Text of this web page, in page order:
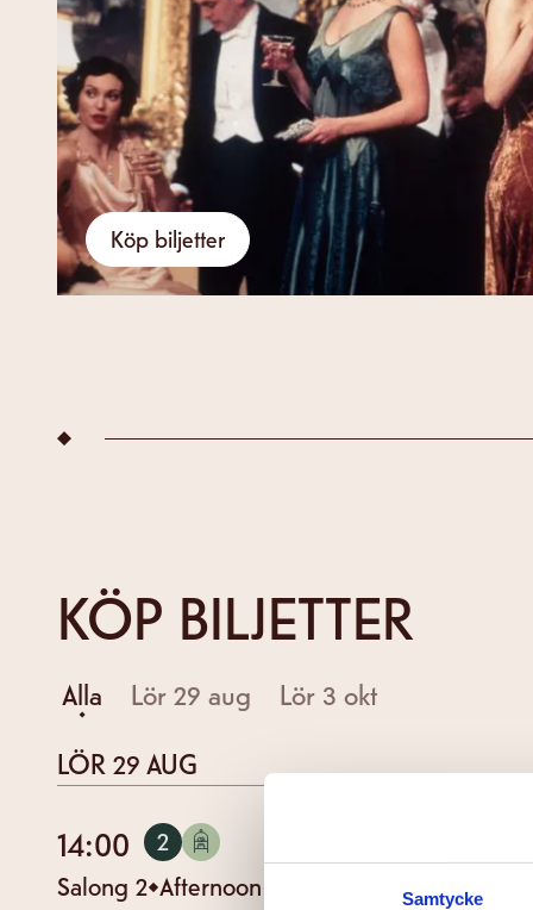
Samtycke
Köp biljetter
KÖP BILJETTER
Alla Lör 29 aug
Lör 3 okt
LÖR 29 AUG
14:00 SALONG
2
Salong 2 Afternoon tea | EN TEXT